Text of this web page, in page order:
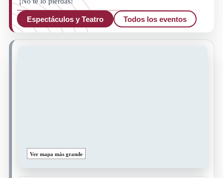
Ver mapa más grande
Espectáculos y Teatro Todos los eventos